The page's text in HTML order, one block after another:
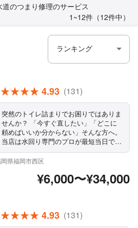
のつまり修理のサービス
1~12件（12件中）
4.93 (131)
突然のトイレ詰まりでお困りではありま
せんか？ 「今すぐ直したい」「どこに
頼めばいいか分からない」そんな方へ。
当店は水回り専門のプロが最短当日でお
伺いし、迅速・丁寧に解決いたします。
事前にしっかり料金をご説明し、ご納得
度の詰まりから重度の詰まりまで、原因
からしっかり改善いたします！
県福岡市西区
¥6,000〜¥34,000
4.93 (131)